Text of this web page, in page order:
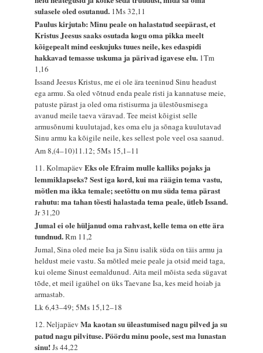
sulasele oled osutanud. 1Ms 32,11
Paulus kirjutab: Minu peale on halastatud seepärast, et
Kristus Jeesus saaks osutada kogu oma pikka meelt
kõigepealt mind eeskujuks tuues neile, kes edaspidi
hakkavad temasse uskuma ja pärivad igavese elu. 1Tm
1,16
Issand Jeesus Kristus, me ei ole ära teeninud Sinu headust
ega armu. Sa oled võtnud enda peale risti ja kannatuse meie,
patuste pärast ja oled oma ristisurma ja ülestõusmisega
avanud meile taeva väravad. Tee meist kõigist selle
armusõnumi kuulutajad, kes oma elu ja sõnaga kuulutavad
Sinu armu ka kõigile neile, kes sellest pole veel osa saanud.
Am 8,(4–10)11.12; 5Ms 15,1–11
11. KolmapäevEks ole Efraim mulle kalliks pojaks ja
lemmiklapseks? Sest iga kord, kui ma räägin tema vastu,
mõtlen ma ikka temale; seetõttu on mu süda tema pärast
rahutu: ma tahan tõesti halastada tema peale, ütleb Issand.
Jr 31,20
Jumal ei ole hüljanud oma rahvast, kelle tema on ette ära
tundnud.Rm 11,2
Jumal, Sina oled meie Isa ja Sinu isalik süda on täis armu ja
heldust meie vastu. Sa mõtled meie peale ja otsid meid taga,
kui oleme Sinust eemaldunud. Aita meil mõista seda sügavat
tõde, et meil igaühel on üks Taevane Isa, kes meid hoiab ja
armastab.
Lk 6,43–49; 5Ms 15,12–18
12. NeljapäevMa kaotan su üleastumised nagu pilved ja su
patud nagu pilvituse. Pöördu minu poole, sest ma lunastan
sinu!Js 44,22